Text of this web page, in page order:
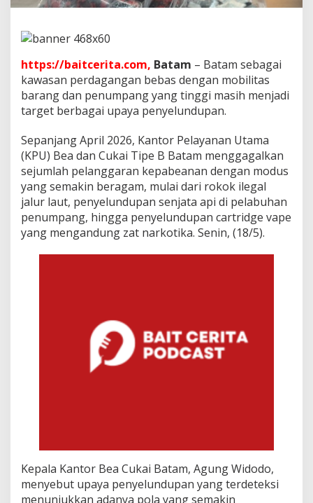
e
u
p
a
S
p
a
n
a
n
g
A
r
6
https://baitcerita.com, Batam – Batam sebagai
kawasan perdagangan bebas dengan mobilitas
barang dan penumpang yang tinggi masih menjadi
target berbagai upaya penyelundupan.
Sepanjang April 2026, Kantor Pelayanan Utama
(KPU) Bea dan Cukai Tipe B Batam menggagalkan
sejumlah pelanggaran kepabeanan dengan modus
yang semakin beragam, mulai dari rokok ilegal
jalur laut, penyelundupan senjata api di pelabuhan
penumpang, hingga penyelundupan cartridge vape
yang mengandung zat narkotika. Senin, (18/5).
Kepala Kantor Bea Cukai Batam, Agung Widodo,
menyebut upaya penyelundupan yang terdeteksi
menunjukkan adanya pola yang semakin